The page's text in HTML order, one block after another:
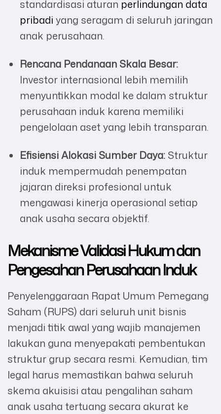
standardisasi aturan perlindungan data
pribadi yang seragam di seluruh jaringan
anak perusahaan.
Rencana Pendanaan Skala Besar:
Investor internasional lebih memilih
menyuntikkan modal ke dalam struktur
perusahaan induk karena memiliki
pengelolaan aset yang lebih transparan.
Efisiensi Alokasi Sumber Daya: Struktur
induk mempermudah penempatan
jajaran direksi profesional untuk
mengawasi kinerja operasional setiap
anak usaha secara objektif.
Mekanisme Validasi Hukum dan
Pengesahan Perusahaan Induk
Penyelenggaraan Rapat Umum Pemegang
Saham (RUPS) dari seluruh unit bisnis
menjadi titik awal yang wajib manajemen
lakukan guna menyepakati pembentukan
struktur grup secara resmi. Kemudian, tim
legal harus memastikan bahwa seluruh
skema akuisisi atau pengalihan saham
anak usaha tertuang secara akurat ke